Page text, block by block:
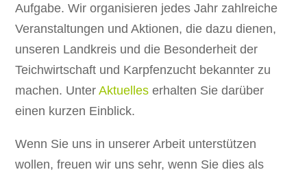
Aufgabe. Wir organisieren jedes Jahr zahlreiche
Veranstaltungen und Aktionen, die dazu dienen,
unseren Landkreis und die Besonderheit der
Teichwirtschaft und Karpfenzucht bekannter zu
machen. UnterAktuelles erhalten Sie darüber
einen kurzen Einblick.
Wenn Sie uns in unserer Arbeit unterstützen
wollen, freuen wir uns sehr, wenn Sie dies als